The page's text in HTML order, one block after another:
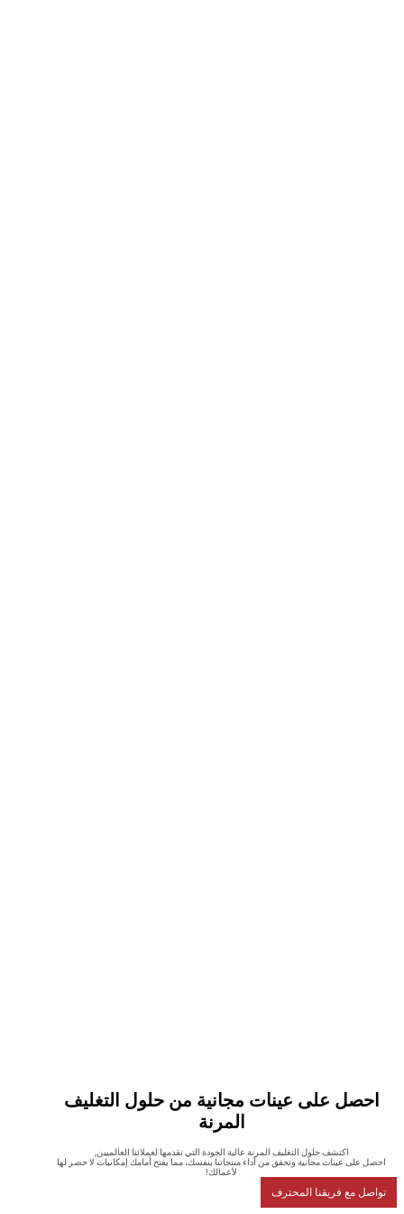
على عينات مجانية من حلول التغليف
المرنة
اكتشف حلول التغليف المرنة عالية الجودة التي نقدمها لعملائنا العالميين,
عينات مجانية وتحقق من أداء منتجاتنا بنفسك، مما يفتح أمامك إمكانيات لا حصر لها
مع فريقنا المحترف